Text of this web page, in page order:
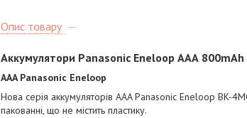
Опис товару
Аккумулятори Panasonic Eneloop АAА 800mAh
AAA Panasonic Eneloop
Нова серія аккумуляторів AAA Panasonic Eneloop BK-
пакованні, що не містить пластику.